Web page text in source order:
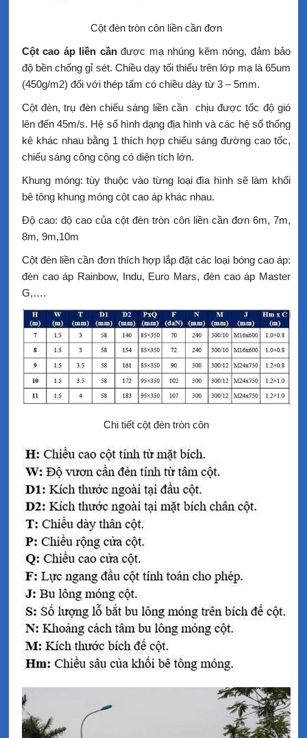
Cột đèn tròn côn liền cần đơn
Cột cao áp liền cầnđược mạ nhúng kẽm nóng, đảm bảo
độ bền chống gỉ sét. Chiều dạy tối thiểu trên lớp mạ là 65um
(450g/m2) đối với thép tấm có chiều dày từ 3 – 5mm.
Cột đèn, trụ đèn chiếu sáng liền cần chịu được tốc độ gió
lên đến 45m/s. Hệ số hình dạng địa hình và các hệ số thống
kê khác nhau bằng 1 thích hợp chiếu sáng đường cao tốc,
chiếu sáng công cộng có diện tích lớn.
Khung móng: tùy thuộc vào từng loại đìa hình sẽ làm khối
bê tông khung móng cột cao áp khác nhau.
Độ cao: độ cao của cột đèn tròn côn liền cần đơn 6m, 7m,
8m, 9m,10m
Cột đèn liền cần đơn thích hợp lắp đặt các loại bóng cao áp:
đèn cao áp Rainbow, Indu, Euro Mars, đèn cao áp Master
G,….
Chi tiết cột đèn tròn côn